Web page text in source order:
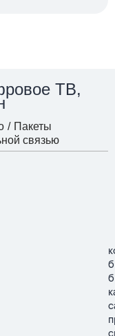
ТВ,
/ Пакеты
связью